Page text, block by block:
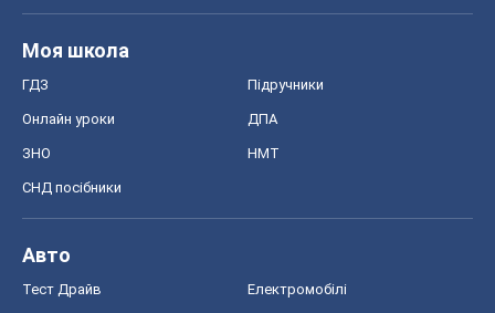
Моя школа
ГДЗ Підручники
Онлайн уроки ДПА
ЗНО НМТ
СНД посібники
Авто
Тест Драйв Електромобілі